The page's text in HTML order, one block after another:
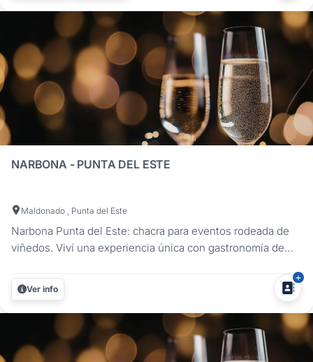
NARBONA - PUNTA DEL ESTE
Maldonado , Punta del Este
Narbona Punta del Este: chacra para eventos rodeada de
viñedos. Viví una experiencia única con gastronomía de
exclusiva zona de chacras marítimas de La Barra, Narbona
ofrece un entorno único para celebrar eventos sociales,
corporativos o...
Ver info